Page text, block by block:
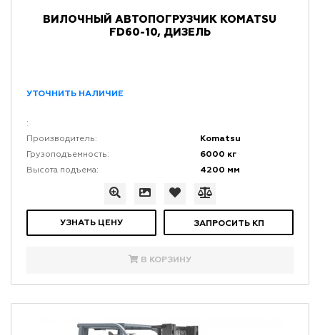
ВИЛОЧНЫЙ АВТОПОГРУЗЧИК KOMATSU
FD60-10, ДИЗЕЛЬ
УТОЧНИТЬ НАЛИЧИЕ
:
Производитель:
Komatsu
Грузоподъемность: 6000 кг
Высота подъема: 4200 мм
УЗНАТЬ ЦЕНУ ЗАПРОСИТЬ КП
В КОРЗИНУ